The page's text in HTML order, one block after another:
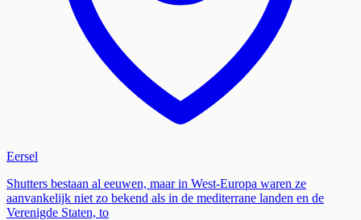
Eersel
Shutters bestaan al eeuwen, maar in West-Europa waren ze
aanvankelijk niet zo bekend als in de mediterrane landen en de
Verenigde Staten, to